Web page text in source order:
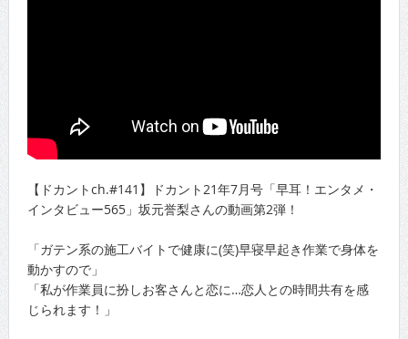
【ドカントch.#141】ドカント21年7月号「早耳！エンタメ・
インタビュー565」坂元誉梨さんの動画第2弾！
「ガテン系の施工バイトで健康に(笑)早寝早起き作業で身体を
動かすので」
「私が作業員に扮しお客さんと恋に…恋人との時間共有を感
じられます！」